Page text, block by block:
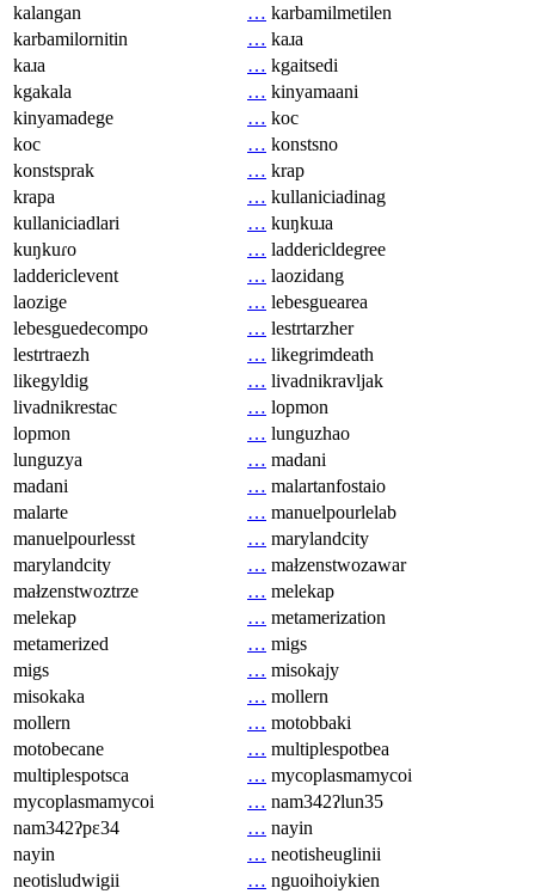
kalangan
… karbamilmetilen
karbamilornitin
… kaɹa
kaɹa
… kgaitsedi
kgakala
… kinyamaani
kinyamadege
… koc
koc
… konstsno
konstsprak
… krap
krapa
… kullaniciadinag
kullaniciadlari
… kuŋkuɹa
kuŋkuɾo
… laddericldegree
laddericlevent
… laozidang
laozige
… lebesguearea
lebesguedecompo
… lestrtarzher
lestrtraezh
… likegrimdeath
likegyldig
… livadnikravljak
livadnikrestac
… lopmon
lopmon
… lunguzhao
lunguzya
… madani
madani
… malartanfostaio
malarte
… manuelpourlelab
manuelpourlesst
… marylandcity
marylandcity
… małzenstwozawar
małzenstwoztrze
… melekap
melekap
… metamerization
metamerized
… migs
migs
… misokajy
misokaka
… mollern
mollern
… motobbaki
motobecane
… multiplespotbea
multiplespotsca
… mycoplasmamycoi
mycoplasmamycoi
… nam342ʔlun35
nam342ʔpɛ34
… nayin
nayin
… neotisheuglinii
neotisludwigii
… nguoihoiykien